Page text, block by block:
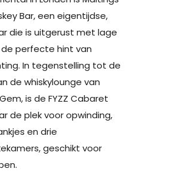
Bar, een eigentijdse,
die is uitgerust met lage
perfecte hint van
In tegenstelling tot de
de whiskylounge van
is de FYZZ Cabaret
de plek voor opwinding,
en drie
geschikt voor